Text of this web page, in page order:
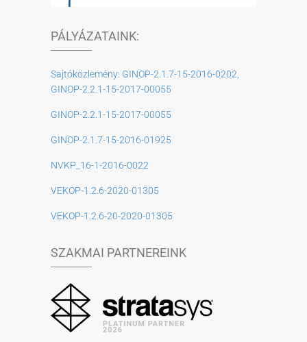
PÁLYÁZATAINK:
Sajtóközlemény: GINOP-2.1.7-15-2016-0202,
GINOP-2.2.1-15-2017-00055
GINOP-2.2.1-15-2017-00055
GINOP-2.1.7-15-2016-01925
NVKP_16-1-2016-0022
VEKOP-1.2.6-2020-01305
VEKOP-1.2.6-20-2020-01305
SZAKMAI PARTNEREINK